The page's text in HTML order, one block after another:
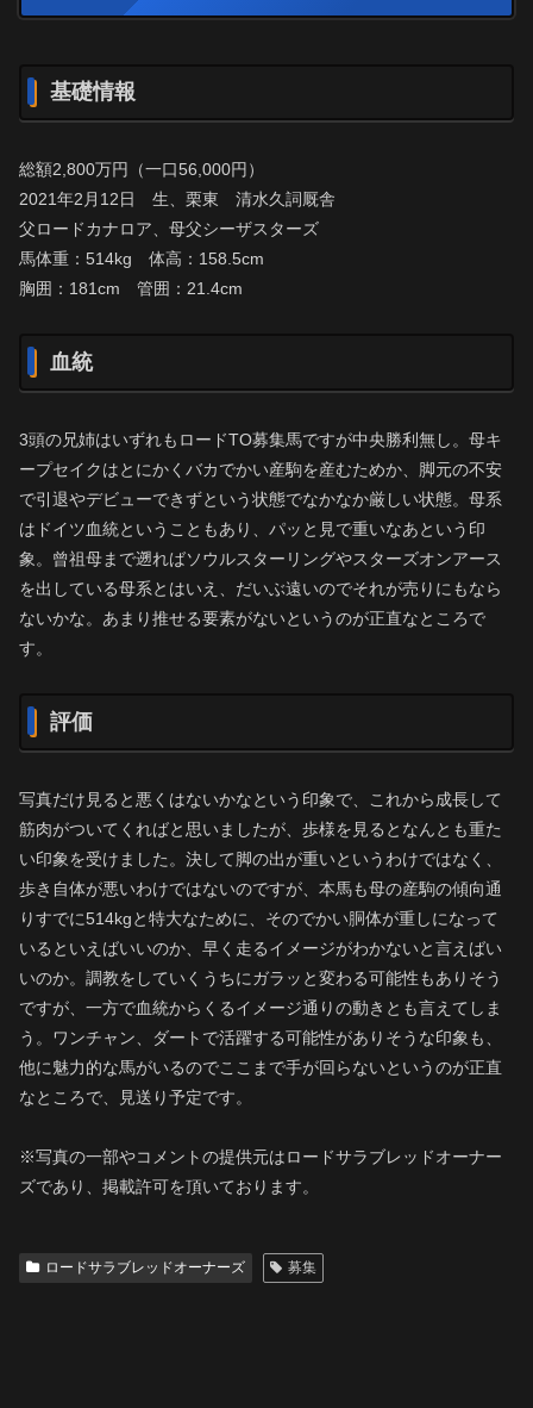
基礎情報
総額2,800万円（一口56,000円）
2021年2月12日 生、栗東 清水久詞厩舎
父ロードカナロア、母父シーザスターズ
馬体重：514kg 体高：158.5cm
胸囲：181cm 管囲：21.4cm
血統
3頭の兄姉はいずれもロードTO募集馬ですが中央勝利無し。母キ
ープセイクはとにかくバカでかい産駒を産むためか、脚元の不安
で引退やデビューできずという状態でなかなか厳しい状態。母系
はドイツ血統ということもあり、パッと見で重いなあという印
象。曾祖母まで遡ればソウルスターリングやスターズオンアース
を出している母系とはいえ、だいぶ遠いのでそれが売りにもなら
ないかな。あまり推せる要素がないというのが正直なところで
す。
評価
写真だけ見ると悪くはないかなという印象で、これから成長して
筋肉がついてくればと思いましたが、歩様を見るとなんとも重た
い印象を受けました。決して脚の出が重いというわけではなく、
歩き自体が悪いわけではないのですが、本馬も母の産駒の傾向通
りすでに514kgと特大なために、そのでかい胴体が重しになって
いるといえばいいのか、早く走るイメージがわかないと言えばい
いのか。調教をしていくうちにガラッと変わる可能性もありそう
ですが、一方で血統からくるイメージ通りの動きとも言えてしま
う。ワンチャン、ダートで活躍する可能性がありそうな印象も、
他に魅力的な馬がいるのでここまで手が回らないというのが正直
なところで、見送り予定です。
※写真の一部やコメントの提供元はロードサラブレッドオーナー
ズであり、掲載許可を頂いております。
ロードサラブレッドオーナーズ 募集